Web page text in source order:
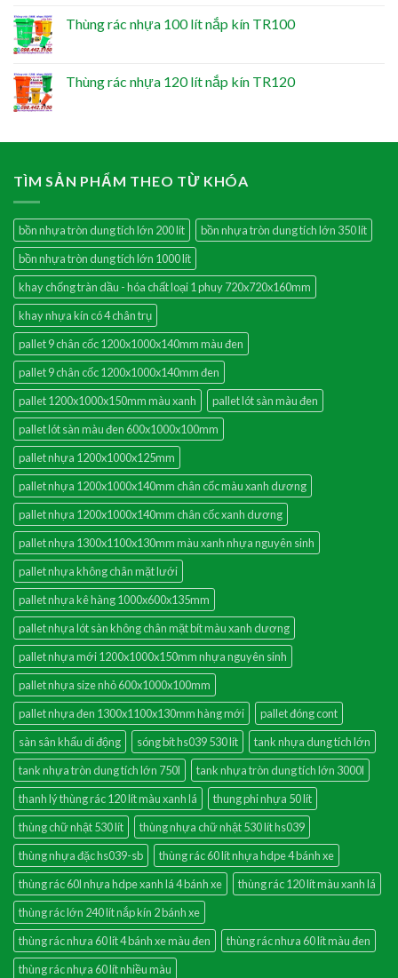
Thùng rác nhựa 100 lít nắp kín TR100
Thùng rác nhựa 120 lít nắp kín TR120
TÌM SẢN PHẨM THEO TỪ KHÓA
bồn nhựa tròn dung tích lớn 200 lít
bồn nhựa tròn dung tích lớn 350 lít
bồn nhựa tròn dung tích lớn 1000 lít
khay chống tràn dầu - hóa chất loại 1 phuy 720x720x160mm
khay nhựa kín có 4 chân trụ
pallet 9 chân cốc 1200x1000x140mm màu đen
pallet 9 chân cốc 1200x1000x140mm đen
pallet 1200x1000x150mm màu xanh
pallet lót sàn màu đen
pallet lót sàn màu đen 600x1000x100mm
pallet nhựa 1200x1000x125mm
pallet nhựa 1200x1000x140mm chân cốc màu xanh dương
pallet nhựa 1200x1000x140mm chân cốc xanh dương
pallet nhựa 1300x1100x130mm màu xanh nhựa nguyên sinh
pallet nhựa không chân mặt lưới
pallet nhựa kê hàng 1000x600x135mm
pallet nhựa lót sàn không chân mặt bít màu xanh dương
pallet nhựa mới 1200x1000x150mm nhựa nguyên sinh
pallet nhựa size nhỏ 600x1000x100mm
pallet nhựa đen 1300x1100x130mm hàng mới
pallet đóng cont
sàn sân khấu di động
sóng bít hs039 530 lít
tank nhựa dung tích lớn
tank nhựa tròn dung tích lớn 750l
tank nhựa tròn dung tích lớn 3000l
thanh lý thùng rác 120 lít màu xanh lá
thung phi nhựa 50 lít
thùng chữ nhật 530 lít
thùng nhựa chữ nhật 530 lít hs039
thùng nhựa đặc hs039-sb
thùng rác 60 lít nhựa hdpe 4 bánh xe
thùng rác 60l nhựa hdpe xanh lá 4 bánh xe
thùng rác 120 lít màu xanh lá
thùng rác lớn 240 lít nắp kín 2 bánh xe
thùng rác nhưa 60 lít 4 bánh xe màu đen
thùng rác nhưa 60 lít màu đen
thùng rác nhựa 60 lít nhiều màu